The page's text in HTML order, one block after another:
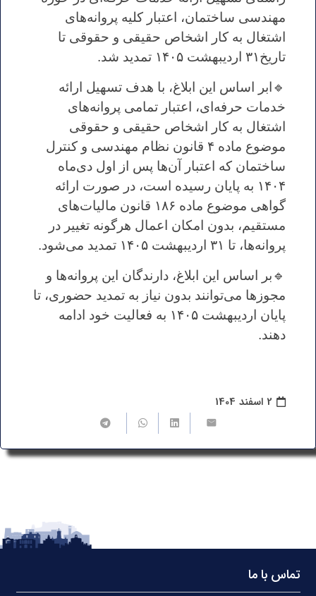
مهندسی ساختمان، اعتبار کلیه پروانه‌های
اشتغال به کار اشخاص حقیقی و حقوقی تا
تاریخ۳۱ اردیبهشت ۱۴۰۵ تمدید شد.
🔹ابر اساس این ابلاغ، با هدف تسهیل ارائه
خدمات حرفه‌ای، اعتبار تمامی پروانه‌های
اشتغال به کار اشخاص حقیقی و حقوقی
موضوع ماده ۴ قانون نظام مهندسی و کنترل
ساختمان که اعتبار آن‌ها پس از اول دی‌ماه
۱۴۰۴ به پایان رسیده است، در صورت ارائه
گواهی موضوع ماده ۱۸۶ قانون مالیات‌های
مستقیم، بدون امکان اعمال هرگونه تغییر در
پروانه‌ها، تا ۳۱ اردیبهشت ۱۴۰۵ تمدید می‌شود.
🔹بر اساس این ابلاغ، دارندگان این پروانه‌ها و
مجوزها می‌توانند بدون نیاز به تمدید حضوری، تا
پایان اردیبهشت ۱۴۰۵ به فعالیت خود ادامه
دهند.
2 اسفند 1404
تماس با ما